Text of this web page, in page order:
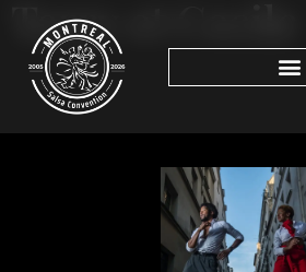
Terry et Cecile